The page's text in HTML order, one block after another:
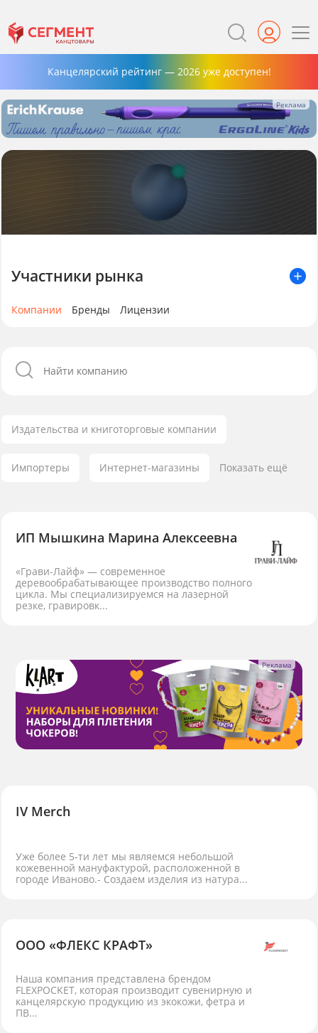
Канцелярский рейтинг — 2026 уже доступен!
Участники рынка
Компании Бренды Лицензии
Издательства и книготорговые компании
Импортеры Интернет-магазины Показать ещё
ИП Мышкина Марина Алексеевна
«Грави-Лайф» — современное
деревообрабатывающее производство полного
цикла. Мы специализируемся на лазерной
резке, гравировк...
IV Merch
Уже более 5-ти лет мы являемся небольшой
кожевенной мануфактурой, расположенной в
городе Иваново.- Создаем изделия из натура...
ООО «ФЛЕКС КРАФТ»
Наша компания представлена брендом
FLEXPOCKET, которая производит сувенирную и
канцелярскую продукцию из экокожи, фетра и
ПВ...